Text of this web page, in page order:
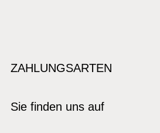
ZAHLUNGSARTEN
Sie finden uns auf